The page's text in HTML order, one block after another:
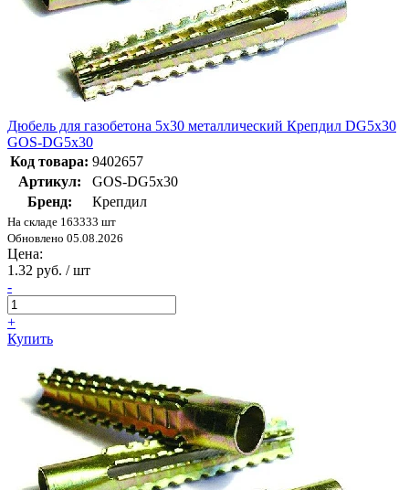
Дюбель для газобетона 5х30 металлический Крепдил DG5x30
GOS-DG5x30
Код товара: 9402657
Артикул:
GOS-DG5x30
Бренд:
Крепдил
На складе 163333 шт
Обновлено 05.08.2026
Цена:
1.32 руб. / шт
-
+
Купить